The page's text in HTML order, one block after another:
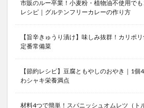
市販のルー卒業！小麦粉・植物油不使用でも
レシピ｜グルテンフリーカレーの作り方
【旨辛きゅうり漬け】味しみ抜群！カリポ
定番常備菜
【節約レシピ】豆腐ともやしのおやき｜1
わシャキ栄養満点
材料4つで簡単！スパニッシュオムレツ（ト